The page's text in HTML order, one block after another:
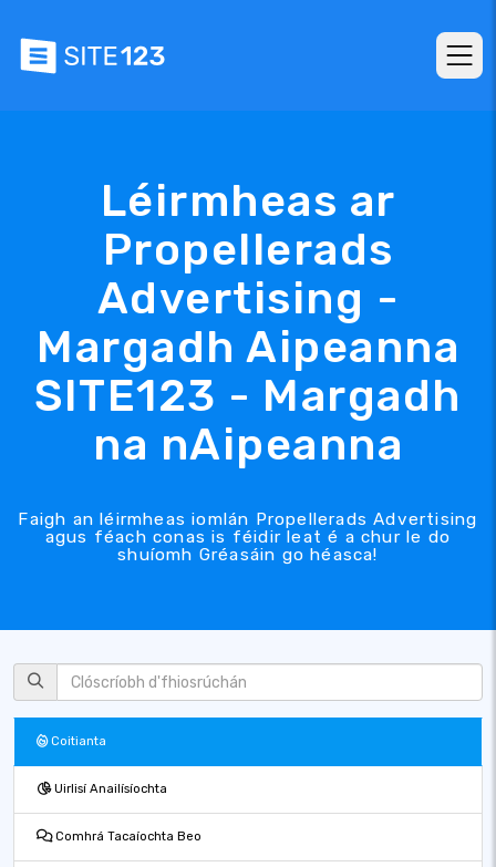
Léirmheas ar
Propellerads
Advertising -
Margadh Aipeanna
SITE123 - Margadh
na nAipeanna
Faigh an léirmheas iomlán Propellerads Advertising
agus féach conas is féidir leat é a chur le do
shuíomh Gréasáin go héasca!
Coitianta
Uirlisí Anailísíochta
Comhrá Tacaíochta Beo